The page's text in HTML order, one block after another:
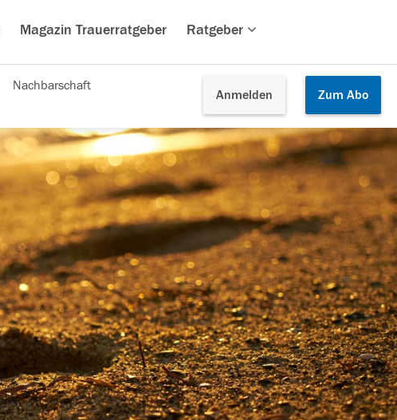
Magazin Trauerratgeber Ratgeber
Anmelden Zum Abo
Nachbarschaft